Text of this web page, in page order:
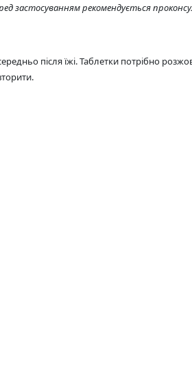
застосуванням рекомендується
після їжі. Таблетки потрібно